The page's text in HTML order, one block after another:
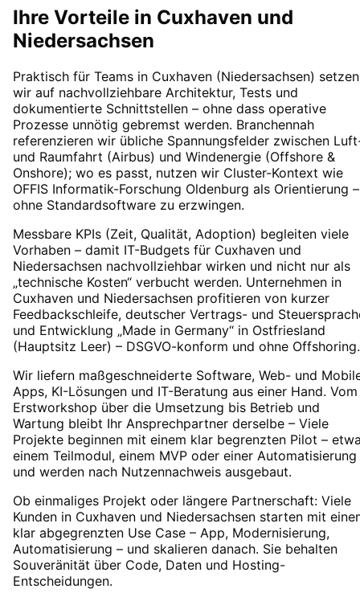
Ihre Vorteile in Cuxhaven und
Niedersachsen
Praktisch für Teams in Cuxhaven (Niedersachsen) setzen
wir auf nachvollziehbare Architektur, Tests und
dokumentierte Schnittstellen – ohne dass operative
Prozesse unnötig gebremst werden. Branchennah
referenzieren wir übliche Spannungsfelder zwischen
und Raumfahrt (Airbus) und Windenergie (Offshore &
Onshore); wo es passt, nutzen wir Cluster-Kontext wie
OFFIS Informatik-Forschung Oldenburg als Orientierung –
ohne Standardsoftware zu erzwingen.
Messbare KPIs (Zeit, Qualität, Adoption) begleiten viele
Vorhaben – damit IT-Budgets für Cuxhaven und
Niedersachsen nachvollziehbar wirken und nicht nur als
„technische Kosten“ verbucht werden. Unternehmen in
Cuxhaven und Niedersachsen profitieren von kurzer
Feedbackschleife, deutscher Vertrags- und
und Entwicklung „Made in Germany“ in Ostfriesland
(Hauptsitz Leer) – DSGVO-konform und ohne Offshoring.
Wir liefern maßgeschneiderte Software, Web- und
Apps, KI-Lösungen und IT-Beratung aus einer Hand. Vom
Erstworkshop über die Umsetzung bis Betrieb und
Wartung bleibt Ihr Ansprechpartner derselbe – Viele
Projekte beginnen mit einem klar begrenzten Pilot –
einem Teilmodul, einem MVP oder einer Automatisierung
und werden nach Nutzennachweis ausgebaut.
Ob einmaliges Projekt oder längere Partnerschaft: Viele
Kunden in Cuxhaven und Niedersachsen starten mit
klar abgegrenzten Use Case – App, Modernisierung,
Automatisierung – und skalieren danach. Sie behalten
Souveränität über Code, Daten und Hosting-
Entscheidungen.